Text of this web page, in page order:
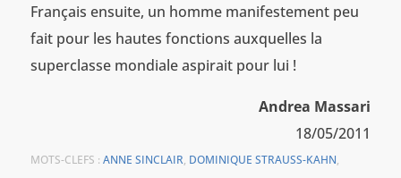
Français ensuite, un homme manifestement peu
fait pour les hautes fonctions auxquelles la
superclasse mondiale aspirait pour lui !
Andrea Massari
18/05/2011
MOTS-CLEFS : ANNE SINCLAIR, DOMINIQUE STRAUSS-KAHN,